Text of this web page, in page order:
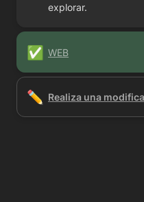
explorar.
✅ WEB
✏️ Realiza una